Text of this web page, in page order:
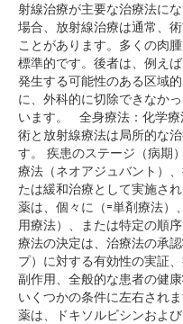
射線治療が主要な治療法に
場合、放射線治療は通常、
ことがあります。多くの肉
標準的です。後者は、例え
発生する可能性のある区域
に、外科的に切除できなか
います。 全身療法：化学
術と放射線療法は局所的な
す。 疾患のステージ（病期
療法（ネオアジュバント）
たは緩和治療として実施さ
薬は、個々に（=単剤療法）
用療法）、または特定の順
療法の決定は、治療法の承
プ）に対する有効性の実証
副作用、全般的な患者の健
いくつかの条件に左右され
薬は、ドキソルビシンおよ